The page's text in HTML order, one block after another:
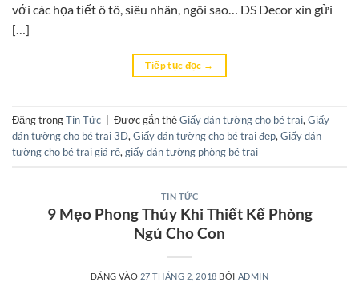
với các họa tiết ô tô, siêu nhân, ngôi sao… DS Decor xin gửi
[…]
Tiếp tục đọc →
Đăng trongTin Tức Được gắn thẻGiấy dán tường cho bé trai, Giấy
dán tường cho bé trai 3D, Giấy dán tường cho bé trai đẹp, Giấy dán
tường cho bé trai giá rẻ, giấy dán tường phòng bé trai
TIN TỨC
9 Mẹo Phong Thủy Khi Thiết Kế Phòng
Ngủ Cho Con
ĐĂNG VÀO 27 THÁNG 2, 2018 BỞI ADMIN